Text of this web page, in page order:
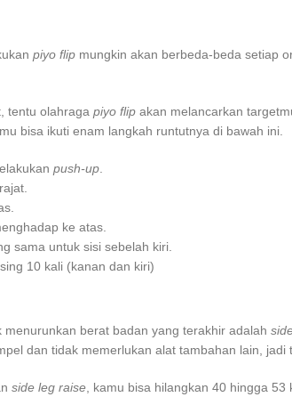
piyo flip mungkin akan berbeda-beda setiap
tentu olahraga piyo flip akan melancarkan
bisa ikuti enam langkah runtutnya di bawah ini.
push-up.
ke atas.
sama untuk sisi sebelah kiri.
10 kali (kanan dan kiri)
berat badan yang terakhir adalah
dan tidak memerlukan alat tambahan lain, jadi
side leg raise, kamu bisa hilangkan 40 hingga